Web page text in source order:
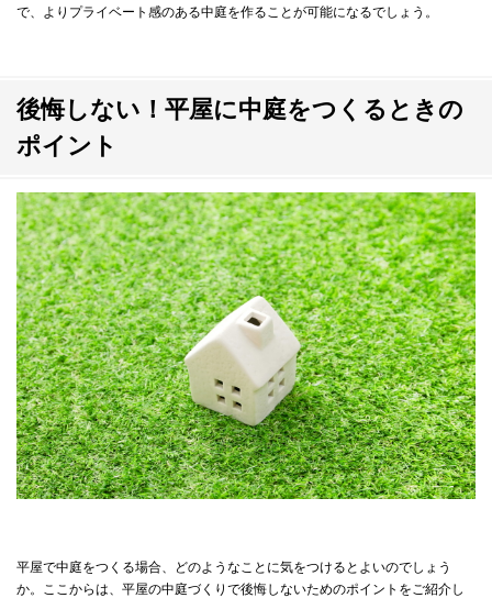
で、よりプライベート感のある中庭を作ることが可能になるでしょう。
後悔しない！平屋に中庭をつくるときの
ポイント
平屋で中庭をつくる場合、どのようなことに気をつけるとよいのでしょう
か。ここからは、平屋の中庭づくりで後悔しないためのポイントをご紹介し